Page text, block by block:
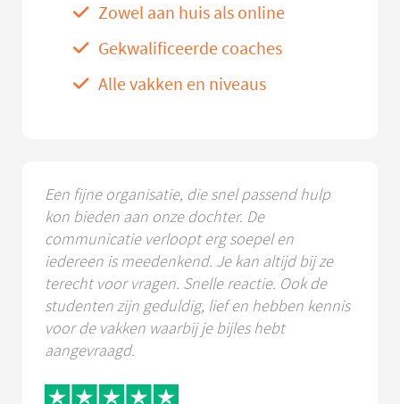
Zowel aan huis als online
Gekwalificeerde coaches
Alle vakken en niveaus
Een fijne organisatie, die snel passend hulp
kon bieden aan onze dochter. De
communicatie verloopt erg soepel en
iedereen is meedenkend. Je kan altijd bij ze
terecht voor vragen. Snelle reactie. Ook de
studenten zijn geduldig, lief en hebben kennis
voor de vakken waarbij je bijles hebt
aangevraagd.